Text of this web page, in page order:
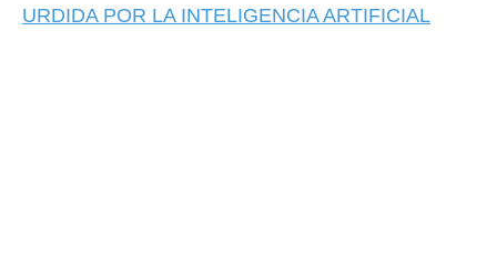
URDIDA POR LA INTELIGENCIA ARTIFICIAL